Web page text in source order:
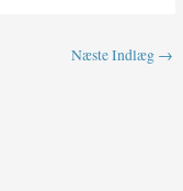
Næste Indlæg →